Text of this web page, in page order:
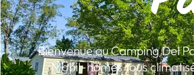
Bienvenue au Camping Del
Mobil-homes tous